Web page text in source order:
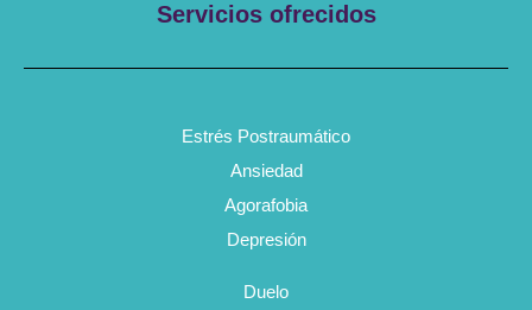
Servicios ofrecidos
Estrés Postraumático
Ansiedad
Agorafobia
Depresión
Duelo